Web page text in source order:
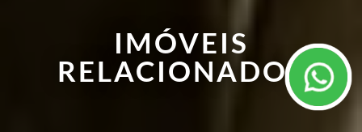
IMÓVEIS
RELACIONADOS